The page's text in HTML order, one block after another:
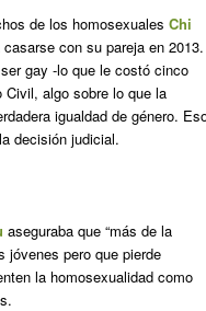
de los homosexuales Chi
con su pareja en 2013.
gay -lo que le costó cinco
algo sobre lo que la
igualdad de género.
decisión judicial.
aseguraba que “más de la
jóvenes pero que pierde
la homosexualidad como